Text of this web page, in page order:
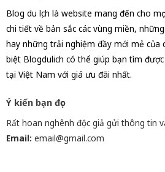
Blog du lịch là website mang đến cho
chi tiết về bản sắc các vùng miền,
hay những trải nghiệm đầy mới mẻ của
biệt Blogdulich có thể giúp bạn tìm
tại Việt Nam với giá ưu đãi nhất.
Ý kiến bạn đọc
Rất hoan nghênh độc giả gửi thông tin
Email: email@gmail.com